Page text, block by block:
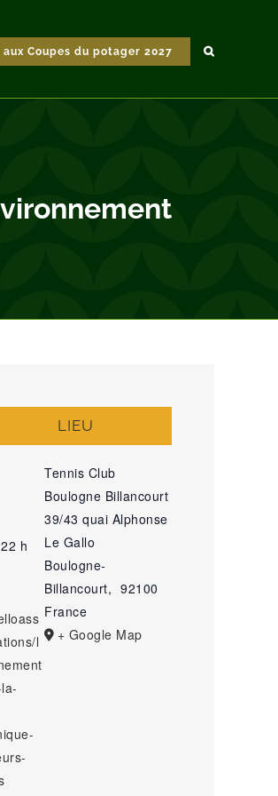
Coupes du potager 2027
h
l
LIEU
Tennis Club
Boulogne Billancourt
39/43 quai Alphonse
Le Gallo
Boulogne-
Billancourt, 92100
France
+ Google Map